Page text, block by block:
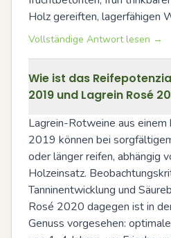
Holz gereiften, lagerfähigen
Vollständige Antwort lesen →
Wie ist das
2019 und Lagrein Rosé
Lagrein-Rotweine aus einem
2019 können bei
oder länger reifen, abhängig
Holzeinsatz.
Tanninentwicklung und
Rosé 2020 dagegen ist in
Genuss vorgesehen: